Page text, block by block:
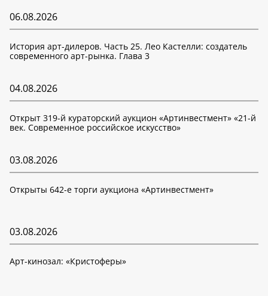
06.08.2026
История арт-дилеров. Часть 25. Лео Кастелли: создатель
современного арт-рынка. Глава 3
04.08.2026
Открыт 319-й кураторский аукцион «Артинвестмент» «21-й
век. Современное российское искусство»
03.08.2026
Открыты 642-е торги аукциона «Артинвестмент»
03.08.2026
Арт-кинозал: «Кристоферы»